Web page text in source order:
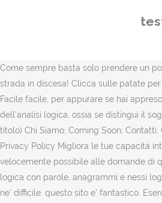
Come sempre basta solo prendere un
strada in discesa! Clicca sulle patate
Facile facile, per appurare se hai
dell'analisi logica, ossia se distingui il
titolo) Chi Siamo; Coming Soon; Contatti;
Privacy Policy Migliora le tue capacità
velocemente possibile alle domande di
logica con parole, anagrammi e nessi
ne' difficile. questo sito e' fantastico.